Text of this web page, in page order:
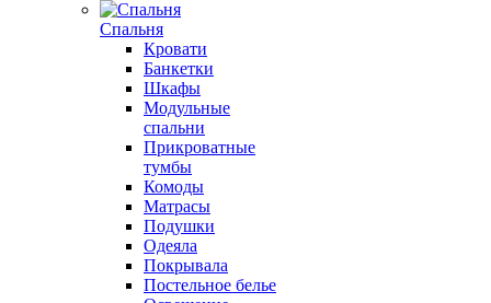
Спальня
Кровати
Банкетки
Шкафы
Модульные
спальни
Прикроватные
тумбы
Комоды
Матрасы
Подушки
Одеяла
Покрывала
Постельное белье